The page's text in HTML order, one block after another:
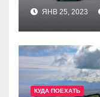
ЯНВ 25, 2023
КУДА ПОЕХАТЬ